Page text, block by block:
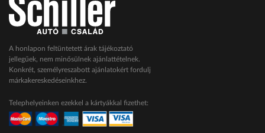
A honlapon feltüntetett árak tájékoztató
jellegűek, nem minősülnek ajánlattételnek.
Konkrét, személyreszabott ajánlatokért fordulj
márkakereskedéseinkhez.
Telephelyeinken ezekkel a kártyákkal fizethet: